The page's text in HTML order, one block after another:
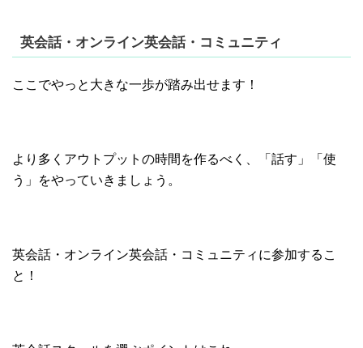
英会話・オンライン英会話・コミュニティ
ここでやっと大きな一歩が踏み出せます！
より多くアウトプットの時間を作るべく、「話す」「使
う」をやっていきましょう。
英会話・オンライン英会話・コミュニティに参加するこ
と！